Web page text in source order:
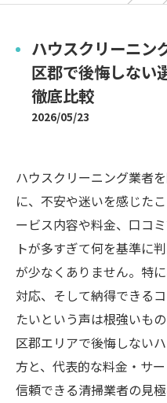
ハウスクリーニン
区郡で後悔しない
徹底比較
2026/05/23
ハウスクリーニング業者
に、不安や迷いを感じた
ービス内容や料金、口コ
トが多すぎて何を基準に
が少なくありません。特
対応、そして納得できる
たいという声は根強いも
区郡エリアで後悔しない
方と、代表的な料金・サ
信頼できる清掃業者の見